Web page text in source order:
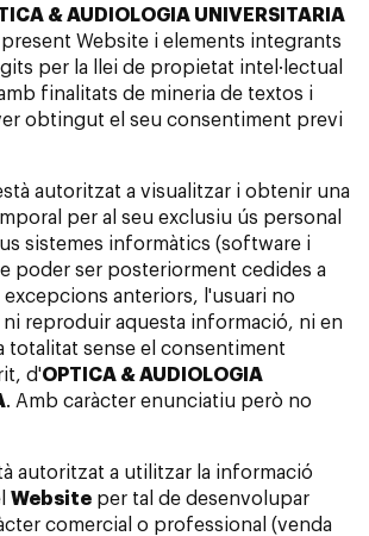
& AUDIOLOGIA UNIVERSITARIA
Website i elements integrants
per la llei de propietat intel·lectual
finalitats de mineria de textos i
obtingut el seu consentiment previ
autoritzat a visualitzar i obtenir una
per al seu exclusiu ús personal
sistemes informàtics (software i
poder ser posteriorment cedides a
excepcions anteriors, l'usuari no
reproduir aquesta informació, ni en
totalitat sense el consentiment
d'OPTICA & AUDIOLOGIA
. Amb caràcter enunciatiu però no
autoritzat a utilitzar la informació
Website per tal de desenvolupar
comercial o professional (venda